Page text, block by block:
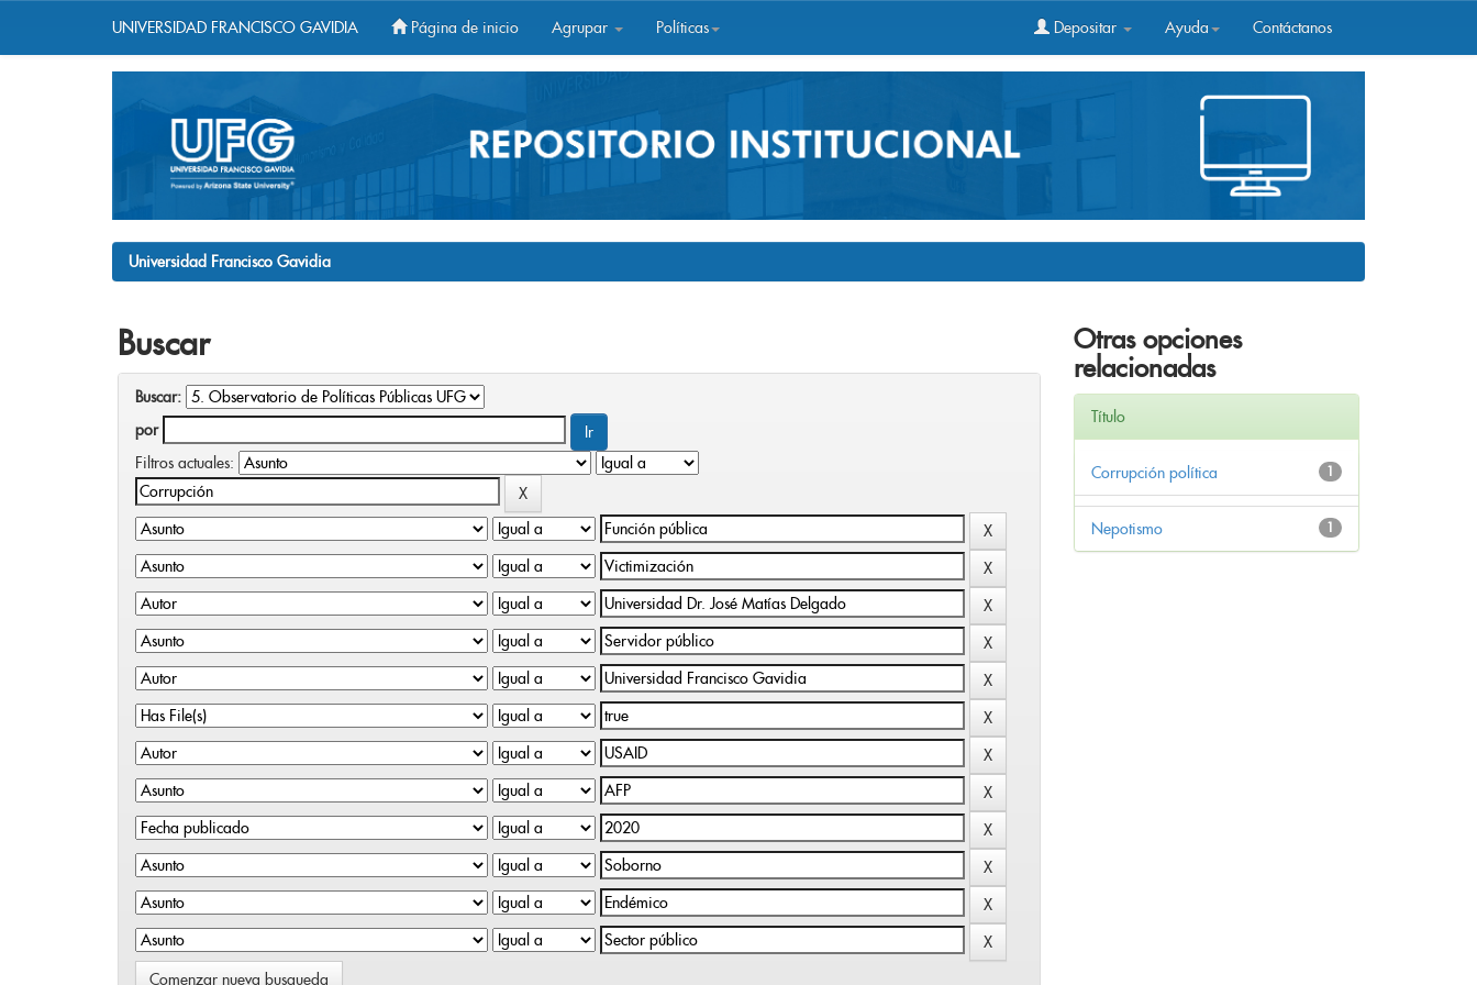
UNIVERSIDAD FRANCISCO GAVIDIA Página de inicio Agrupar Políticas Depositar Ayuda Contáctanos
Universidad Francisco Gavidia
Buscar
Buscar:
por
Filtros actuales:
Comenzar nueva busqueda
Otras opciones
relacionadas
Título
1
Corrupción política
1
Nepotismo